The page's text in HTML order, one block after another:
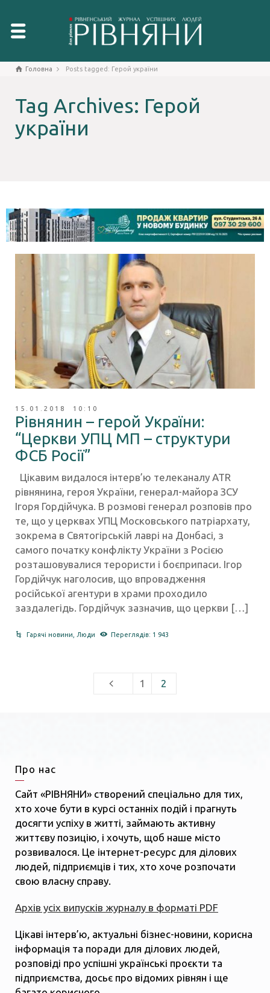
Головна Posts tagged: Герой україни
Tag Archives: Герой
україни
15.01.2018 10:10
Рівнянин – герой України:
“Церкви УПЦ МП – структури
ФСБ Росії”
Цікавим видалося інтерв’ю телеканалу ATR
рівнянина, героя України, генерал-майора ЗСУ
Ігоря Гордійчука. В розмові генерал розповів про
те, що у церквах УПЦ Московського патріархату,
зокрема в Святогірській лаврі на Донбасі, з
самого початку конфлікту України з Росією
розташовувалися терористи і боєприпаси. Ігор
Гордійчук наголосив, що впровадження
російської агентури в храми проходило
заздалегідь. Гордійчук зазначив, що церкви […]
Гарячі новини Люди Переглядів: 1 943
1 2
Про нас
Сайт «РІВНЯНИ» створений спеціально для тих,
хто хоче бути в курсі останніх подій і прагнуть
досягти успіху в житті, займають активну
життєву позицію, і хочуть, щоб наше місто
розвивалося. Це інтернет-ресурс для ділових
людей, підприємців і тих, хто хоче розпочати
свою власну справу.
Архів усіх випусків журналу в форматі PDF
Цікаві інтерв’ю, актуальні бізнес-новини, корисна
інформація та поради для ділових людей,
розповіді про успішні українські проєкти та
підприємства, досьє про відомих рівнян і ще